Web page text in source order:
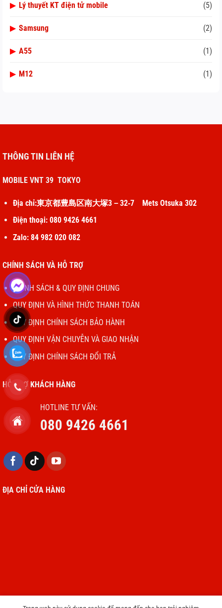
▶ Lý thuyết KT điện tử mobile (5)
▶ Samsung (2)
▶ A55 (1)
▶ M12 (1)
THÔNG TIN LIÊN HỆ
MOBILE VNT 39 TOKYO
Địa chỉ:東京都豊島区南大塚3－32‐7 Mets Otsuka 302
Điện thoại: 080 9426 4661
Zalo: 84 982 020 082
CHÍNH SÁCH VÀ HỖ TRỢ
CHÍNH SÁCH & QUY ĐỊNH CHUNG
QUY ĐỊNH VÀ HÌNH THỨC THANH TOÁN
QUY ĐỊNH CHÍNH SÁCH BẢO HÀNH
QUY ĐỊNH VẬN CHUYỄN VÀ GIAO NHẬN
QUY ĐỊNH CHÍNH SÁCH ĐỔI TRẢ
HỖ TRỢ KHÁCH HÀNG
HOTLINE TƯ VẤN:
080 9426 4661
ĐỊA CHỈ CỬA HÀNG